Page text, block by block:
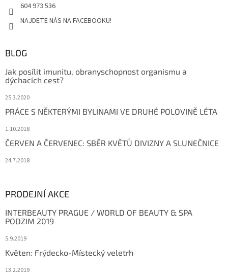
604 973 536
NAJDETE NÁS NA FACEBOOKU!
BLOG
Jak posílit imunitu, obranyschopnost organismu a
dýchacích cest?
25.3.2020
PRÁCE S NĚKTERÝMI BYLINAMI VE DRUHÉ POLOVINĚ LÉTA
1.10.2018
ČERVEN A ČERVENEC: SBĚR KVĚTŮ DIVIZNY A SLUNEČNICE
24.7.2018
PRODEJNÍ AKCE
INTERBEAUTY PRAGUE / WORLD OF BEAUTY & SPA
PODZIM 2019
5.9.2019
Květen: Frýdecko-Místecký veletrh
13.2.2019